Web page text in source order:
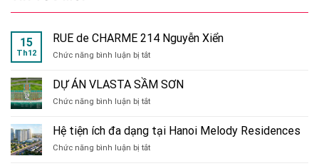
15
Th12
RUE de CHARME 214 Nguyễn Xiển
Chức năng bình luận bị tắtở
de
CHARME
214
Xiển
DỰ ÁN VLASTA SẦM SƠN
Chức năng bình luận bị tắtở
ÁN
VLASTA
SẦM
Hệ tiện ích đa dạng tại Hanoi Melody Residences
Chức năng bình luận bị tắtở